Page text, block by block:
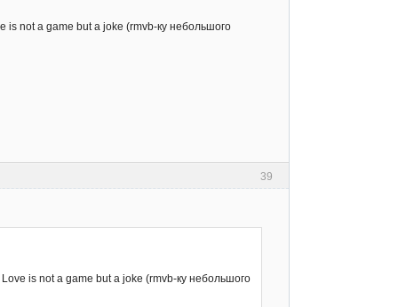
is not a game but a joke (rmvb-ку небольшого
39
is not a game but a joke (rmvb-ку небольшого